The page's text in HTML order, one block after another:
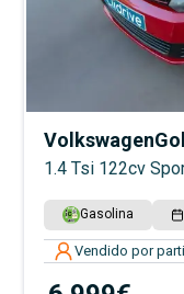
Volkswagen
1.4 Tsi 122cv
Gasolina
Vendido por